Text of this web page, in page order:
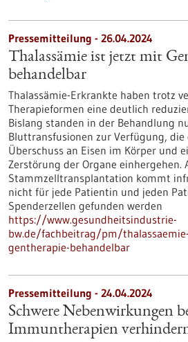
Pressemitteilung - 26.04.2024
Thalassämie ist jetzt mit
behandelbar
Thalassämie-Erkrankte haben trotz
Therapieformen eine deutlich
Bislang standen in der Behandlung
Bluttransfusionen zur Verfügung,
Überschuss an Eisen im Körper und
Zerstörung der Organe einhergehen.
Stammzelltransplantation kommt
nicht für jede Patientin und jeden
Spenderzellen gefunden werden
https://www.gesundheitsindustrie-
bw.de/fachbeitrag/pm/
gentherapie-behandelbar
Pressemitteilung - 24.04.2024
Schwere Nebenwirkungen
Immuntherapien